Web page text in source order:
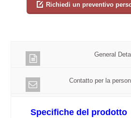
Richiedi un preventivo
General
Contatto per la
Specifiche del prodotto